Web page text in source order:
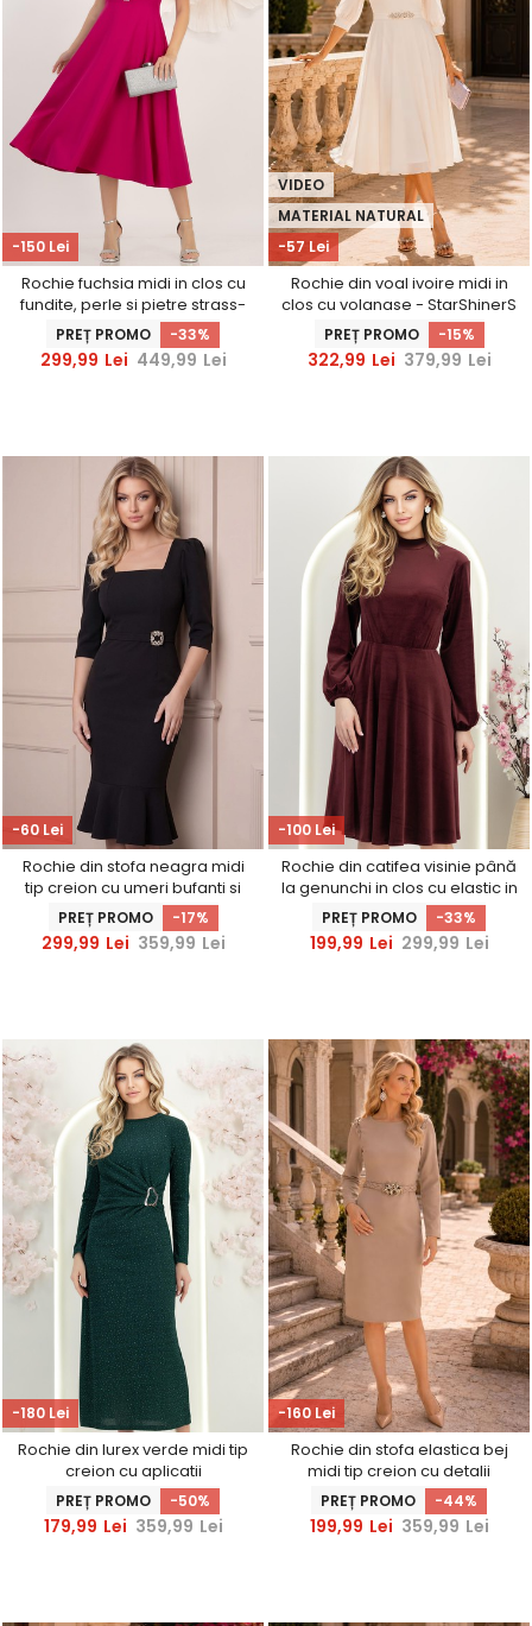
-150 Lei
Rochie fuchsia midi in clos cu
fundite, perle si pietre strass-
StarShinerS
PREȚ PROMO -33%
299,99 Lei 449,99 Lei
-57 Lei
VIDEO
MATERIAL NATURAL
Rochie din voal ivoire midi in
clos cu volanase - StarShinerS
PREȚ PROMO -15%
322,99 Lei 379,99 Lei
-60 Lei
Rochie din stofa neagra midi
tip creion cu umeri bufanti si
accesoriu in talie
PREȚ PROMO -17%
299,99 Lei 359,99 Lei
-100 Lei
Rochie din catifea visinie până
la genunchi in clos cu elastic in
talie - StarShinerS
PREȚ PROMO -33%
199,99 Lei 299,99 Lei
-180 Lei
Rochie din lurex verde midi tip
creion cu aplicatii
stralucitoare - StarShinerS
PREȚ PROMO -50%
179,99 Lei 359,99 Lei
-160 Lei
Rochie din stofa elastica bej
midi tip creion cu detalii
impletite la umeri si curea -
StarShinerS
PREȚ PROMO -44%
199,99 Lei 359,99 Lei